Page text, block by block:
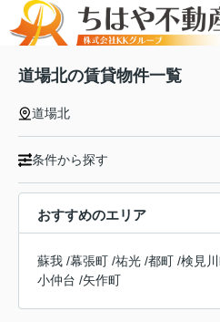
道場北の賃貸物件一覧
道場北
条件から探す
おすすめのエリア
蘇我 /幕張町 /祐光 /都町 /検見
小仲台 /矢作町